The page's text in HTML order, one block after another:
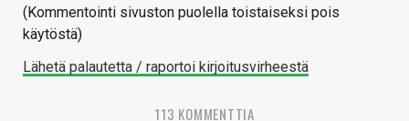
(Kommentointi sivuston puolella toistaiseksi pois
käytöstä)
Lähetä palautetta / raportoi kirjoitusvirheestä
113 KOMMENTTIA